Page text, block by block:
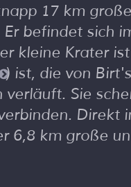
17 km
befindet sich
kleine Krater
) ist, die von
verläuft. Sie
Direkt
6,8 km große